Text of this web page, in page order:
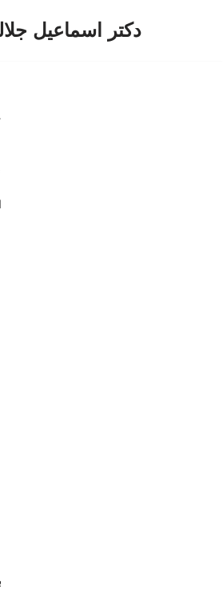
دکتر اسماعیل